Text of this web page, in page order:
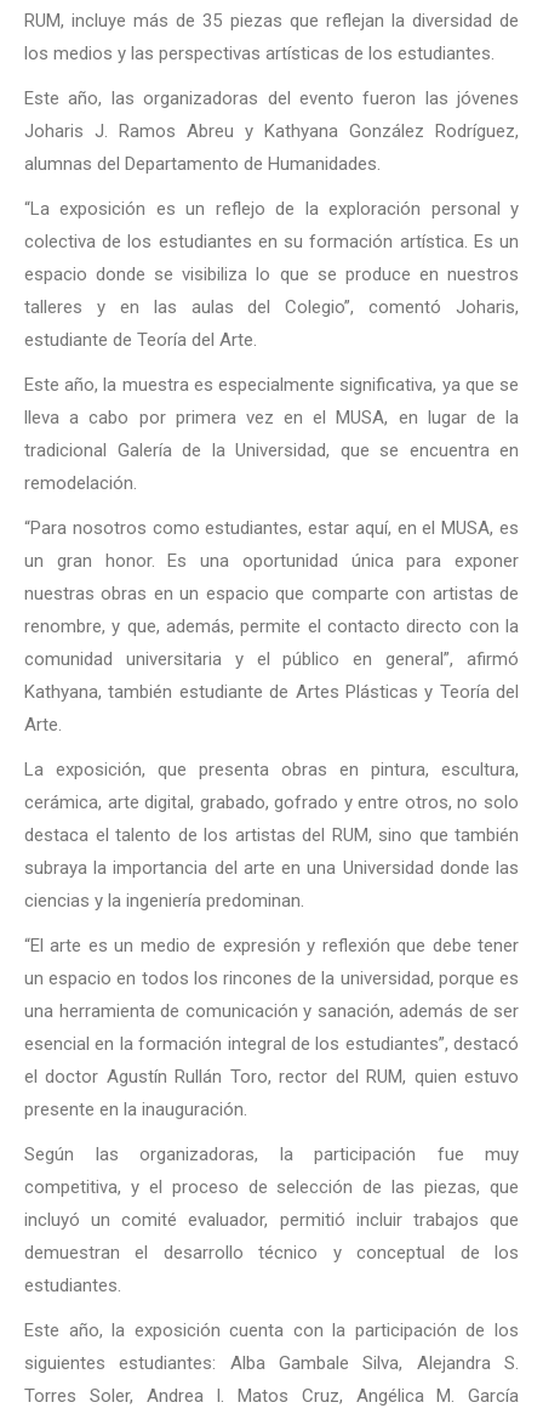
RUM, incluye más de 35 piezas que reflejan la diversidad de
los medios y las perspectivas artísticas de los estudiantes.
Este año, las organizadoras del evento fueron las jóvenes
Joharis J. Ramos Abreu y Kathyana González Rodríguez,
alumnas del Departamento de Humanidades.
“La exposición es un reflejo de la exploración personal y
colectiva de los estudiantes en su formación artística. Es un
espacio donde se visibiliza lo que se produce en nuestros
talleres y en las aulas del Colegio”, comentó Joharis,
estudiante de Teoría del Arte.
Este año, la muestra es especialmente significativa, ya que se
lleva a cabo por primera vez en el MUSA, en lugar de la
tradicional Galería de la Universidad, que se encuentra en
remodelación.
“Para nosotros como estudiantes, estar aquí, en el MUSA, es
un gran honor. Es una oportunidad única para exponer
nuestras obras en un espacio que comparte con artistas de
renombre, y que, además, permite el contacto directo con la
comunidad universitaria y el público en general”, afirmó
Kathyana, también estudiante de Artes Plásticas y Teoría del
Arte.
La exposición, que presenta obras en pintura, escultura,
cerámica, arte digital, grabado, gofrado y entre otros, no solo
destaca el talento de los artistas del RUM, sino que también
subraya la importancia del arte en una Universidad donde las
ciencias y la ingeniería predominan.
“El arte es un medio de expresión y reflexión que debe tener
un espacio en todos los rincones de la universidad, porque es
una herramienta de comunicación y sanación, además de ser
esencial en la formación integral de los estudiantes”, destacó
el doctor Agustín Rullán Toro, rector del RUM, quien estuvo
presente en la inauguración.
Según las organizadoras, la participación fue muy
competitiva, y el proceso de selección de las piezas, que
incluyó un comité evaluador, permitió incluir trabajos que
demuestran el desarrollo técnico y conceptual de los
estudiantes.
Este año, la exposición cuenta con la participación de los
siguientes estudiantes: Alba Gambale Silva, Alejandra S.
Torres Soler, Andrea I. Matos Cruz, Angélica M. García